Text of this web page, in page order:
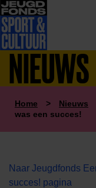
NIEUWS
Home > Nieuws
was een succes!
Naar Jeugdfonds
succes! pagina